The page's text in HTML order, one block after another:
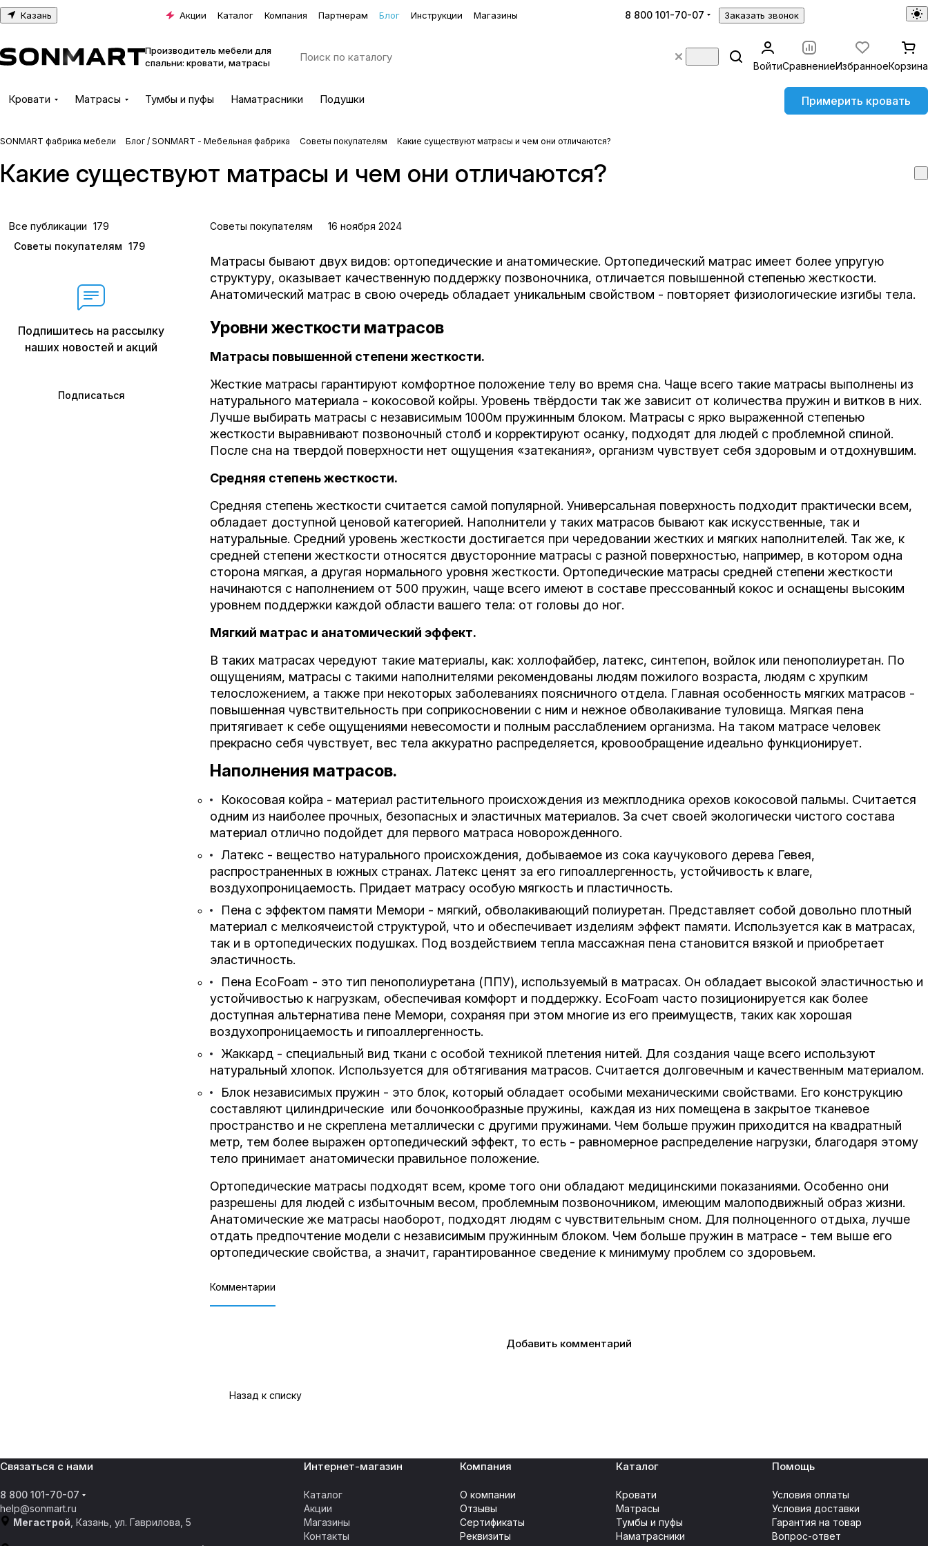
Казань Акции Каталог Компания Партнерам Блог Инструкции Магазины 8 800 101-70-07 Заказать звонок
Производитель мебели для
спальни: кровати, матрасы
ВойтиСравнениеИзбранноеКорзина
Кровати Матрасы Тумбы и пуфы Наматрасники Подушки Примерить кровать
SONMART фабрика мебели Блог / SONMART - Мебельная фабрика Советы покупателям Какие существуют матрасы и чем они отличаются?
Какие существуют матрасы и чем они отличаются?
Советы покупателям 16 ноября 2024
Матрасы бывают двух видов: ортопедические и анатомические. Ортопедический матрас имеет более упругую
структуру, оказывает качественную поддержку позвоночника, отличается повышенной степенью жесткости.
Анатомический матрас в свою очередь обладает уникальным свойством - повторяет физиологические изгибы тела.
Уровни жесткости матрасов
Матрасы повышенной степени жесткости.
Жесткие матрасы гарантируют комфортное положение телу во время сна. Чаще всего такие матрасы выполнены из
натурального материала - кокосовой койры. Уровень твёрдости так же зависит от количества пружин и витков в них.
Лучше выбирать матрасы с независимым 1000м пружинным блоком. Матрасы с ярко выраженной степенью
жесткости выравнивают позвоночный столб и корректируют осанку, подходят для людей с проблемной спиной.
После сна на твердой поверхности нет ощущения «затекания», организм чувствует себя здоровым и отдохнувшим.
Средняя степень жесткости.
Средняя степень жесткости считается самой популярной. Универсальная поверхность подходит практически всем,
обладает доступной ценовой категорией. Наполнители у таких матрасов бывают как искусственные, так и
натуральные. Средний уровень жесткости достигается при чередовании жестких и мягких наполнителей. Так же, к
средней степени жесткости относятся двусторонние матрасы с разной поверхностью, например, в котором одна
сторона мягкая, а другая нормального уровня жесткости. Ортопедические матрасы средней степени жесткости
начинаются с наполнением от 500 пружин, чаще всего имеют в составе прессованный кокос и оснащены высоким
уровнем поддержки каждой области вашего тела: от головы до ног.
Мягкий матрас и анатомический эффект.
В таких матрасах чередуют такие материалы, как: холлофайбер, латекс, синтепон, войлок или пенополиуретан. По
ощущениям, матрасы с такими наполнителями рекомендованы людям пожилого возраста, людям с хрупким
телосложением, а также при некоторых заболеваниях поясничного отдела. Главная особенность мягких матрасов -
повышенная чувствительность при соприкосновении с ним и нежное обволакивание туловища. Мягкая пена
притягивает к себе ощущениями невесомости и полным расслаблением организма. На таком матрасе человек
прекрасно себя чувствует, вес тела аккуратно распределяется, кровообращение идеально функционирует.
Наполнения матрасов.
Кокосовая койра - материал растительного происхождения из межплодника орехов кокосовой пальмы. Считается
одним из наиболее прочных, безопасных и эластичных материалов. За счет своей экологически чистого состава
материал отлично подойдет для первого матраса новорожденного.
Латекс - вещество натурального происхождения, добываемое из сока каучукового дерева Гевея,
распространенных в южных странах. Латекс ценят за его гипоаллергенность, устойчивость к влаге,
воздухопроницаемость. Придает матрасу особую мягкость и пластичность.
Пена с эффектом памяти Мемори - мягкий, обволакивающий полиуретан. Представляет собой довольно плотный
материал с мелкоячеистой структурой, что и обеспечивает изделиям эффект памяти. Используется как в матрасах,
так и в ортопедических подушках. Под воздействием тепла массажная пена становится вязкой и приобретает
эластичность.
Пена EcoFoam - это тип пенополиуретана (ППУ), используемый в матрасах. Он обладает высокой эластичностью и
устойчивостью к нагрузкам, обеспечивая комфорт и поддержку. EcoFoam часто позиционируется как более
доступная альтернатива пене Мемори, сохраняя при этом многие из его преимуществ, таких как хорошая
воздухопроницаемость и гипоаллергенность.
Жаккард - специальный вид ткани с особой техникой плетения нитей. Для создания чаще всего используют
натуральный хлопок. Используется для обтягивания матрасов. Считается долговечным и качественным материалом.
Блок независимых пружин - это блок, который обладает особыми механическими свойствами. Его конструкцию
составляют цилиндрические или бочонкообразные пружины, каждая из них помещена в закрытое тканевое
пространство и не скреплена металлически с другими пружинами. Чем больше пружин приходится на квадратный
метр, тем более выражен ортопедический эффект, то есть - равномерное распределение нагрузки, благодаря этому
тело принимает анатомически правильное положение.
Ортопедические матрасы подходят всем, кроме того они обладают медицинскими показаниями. Особенно они
разрешены для людей с избыточным весом, проблемным позвоночником, имеющим малоподвижный образ жизни.
Анатомические же матрасы наоборот, подходят людям с чувствительным сном. Для полноценного отдыха, лучше
отдать предпочтение модели с независимым пружинным блоком. Чем больше пружин в матрасе - тем выше его
ортопедические свойства, а значит, гарантированное сведение к минимуму проблем со здоровьем.
Комментарии
Добавить комментарий
Назад к списку
Все публикации 179
Советы покупателям 179
Подпишитесь на рассылку
наших новостей и акций
Подписаться
Связаться с нами
8 800 101-70-07
help@sonmart.ru
Мегастрой , Казань, ул. Гаврилова, 5
Интернет-магазин
Каталог
Акции
Магазины
Контакты
Компания
О компании
Отзывы
Сертификаты
Реквизиты
Каталог
Кровати
Матрасы
Тумбы и пуфы
Наматрасники
Помощь
Условия оплаты
Условия доставки
Гарантия на товар
Вопрос-ответ